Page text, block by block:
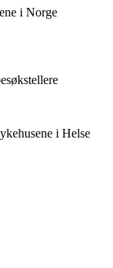
i Norge
i Helse